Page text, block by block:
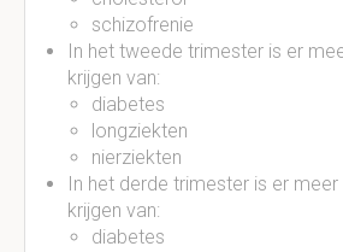
schizofrenie
In het tweede trimester is er
krijgen van:
diabetes
longziekten
nierziekten
In het derde trimester is er
krijgen van:
diabetes